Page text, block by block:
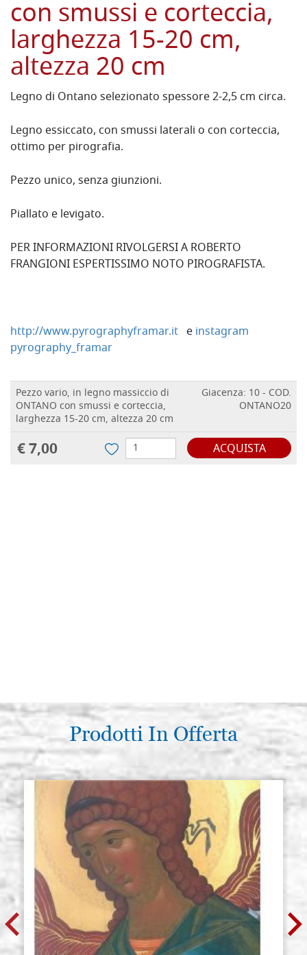
con smussi e corteccia,
larghezza 15-20 cm,
altezza 20 cm
Legno di Ontano selezionato spessore 2-2,5 cm circa.
Legno essiccato, con smussi laterali o con corteccia,
ottimo per pirografia.
Pezzo unico, senza giunzioni.
Piallato e levigato.
PER INFORMAZIONI RIVOLGERSI A ROBERTO
FRANGIONI ESPERTISSIMO NOTO PIROGRAFISTA.
http://www.pyrographyframar.it einstagram
pyrography_framar
Pezzo vario, in legno massiccio di
ONTANO con smussi e corteccia,
larghezza 15-20 cm, altezza 20 cm
Giacenza: 10 - COD.
ONTANO20
€ 7,00 ACQUISTA
Prodotti In Offerta